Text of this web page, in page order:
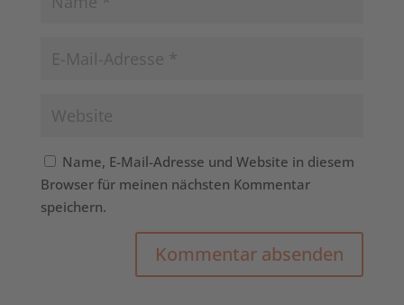
Name, E-Mail-Adresse und Website in diesem
Browser für meinen nächsten Kommentar
speichern.